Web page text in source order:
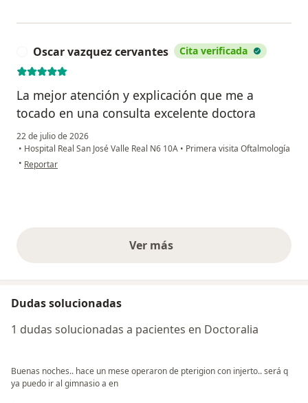
Oscar vazquez cervantes Cita verificada
La mejor atención y explicación que me a
tocado en una consulta excelente doctora
22 de julio de 2026
• Hospital Real San José Valle Real N6 10A • Primera visita Oftalmología
• en opinión del usuario Oscar vazquez cervantes
Reportar
Ver másopiniones anteriores
Dudas solucionadas
1 dudas solucionadas a pacientes en Doctoralia
Buenas noches.. hace un mese operaron de pterigion con injerto.. será q
ya puedo ir al gimnasio a en